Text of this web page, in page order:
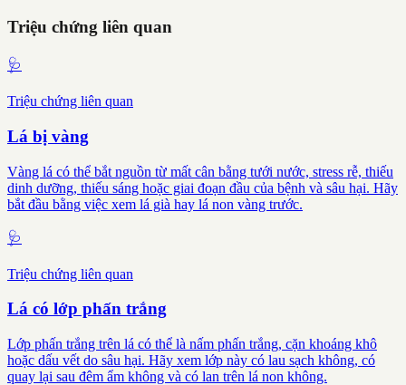
Triệu chứng liên quan
🩺
Triệu chứng liên quan
Lá bị vàng
Vàng lá có thể bắt nguồn từ mất cân bằng tưới nước, stress rễ, thiếu
dinh dưỡng, thiếu sáng hoặc giai đoạn đầu của bệnh và sâu hại. Hãy
bắt đầu bằng việc xem lá già hay lá non vàng trước.
🩺
Triệu chứng liên quan
Lá có lớp phấn trắng
Lớp phấn trắng trên lá có thể là nấm phấn trắng, cặn khoáng khô
hoặc dấu vết do sâu hại. Hãy xem lớp này có lau sạch không, có
quay lại sau đêm ẩm không và có lan trên lá non không.